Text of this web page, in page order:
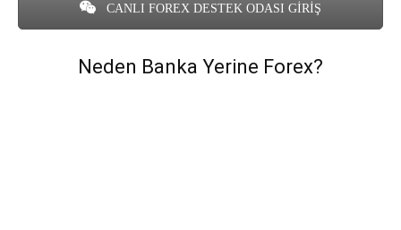
CANLI FOREX DESTEK ODASI GİRİŞ
Neden Banka Yerine Forex?